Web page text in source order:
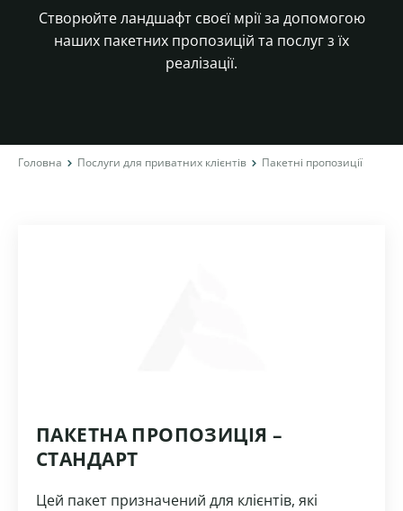
Створюйте ландшафт своєї мрії за допомогою
наших пакетних пропозицій та послуг з їх
реалізації.
Головна Послуги для приватних клієнтів Пакетні пропозиції
ПАКЕТНА ПРОПОЗИЦІЯ –
СТАНДАРТ
Цей пакет призначений для клієнтів, які